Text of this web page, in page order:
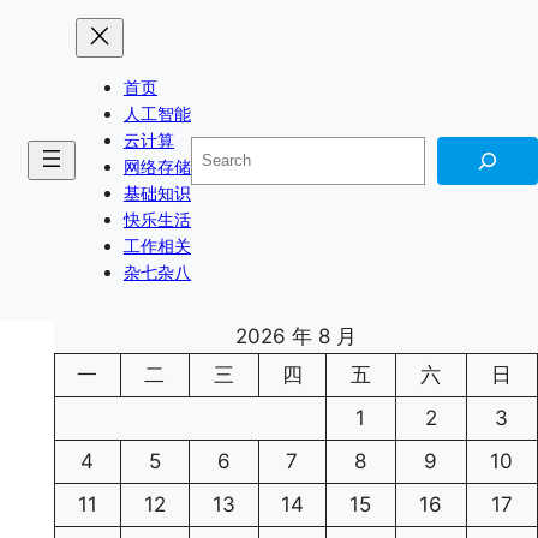
首页
人工智能
云计算
网络存储
基础知识
快乐生活
工作相关
杂七杂八
搜
索
2026 年 8 月
一
二 三 四 五 六
日
1
2
3
4
5 6 7 8 9
10
11
12 13 14 15 16
17